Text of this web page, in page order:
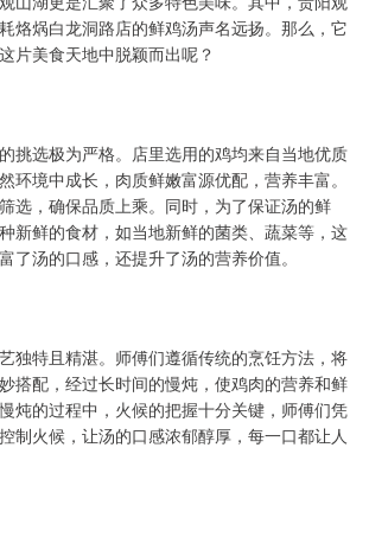
烙㶽白龙洞路店的鲜鸡汤声名远扬。那么，它
片美食天地中脱颖而出呢？
挑选极为严格。店里选用的鸡均来自当地优质
环境中成长，肉质鲜嫩富源优配，营养丰富。
选，确保品质上乘。同时，为了保证汤的鲜
新鲜的食材，如当地新鲜的菌类、蔬菜等，这
了汤的口感，还提升了汤的营养价值。
独特且精湛。师傅们遵循传统的烹饪方法，将
搭配，经过长时间的慢炖，使鸡肉的营养和鲜
炖的过程中，火候的把握十分关键，师傅们凭
制火候，让汤的口感浓郁醇厚，每一口都让人